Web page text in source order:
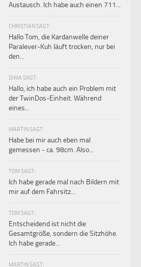
Austausch. Ich habe auch einen 711...
CHRISTIAN SAGT:
Hallo Tom, die Kardanwelle deiner
Paralever-Kuh läuft trocken, nur bei
den...
DIMA SAGT:
Hallo, ich habe auch ein Problem mit
der TwinDos-Einheit. Während
eines...
MARTIN SAGT:
Habe bei mir auch eben mal
gemessen - ca. 98cm. Also...
TOM SAGT:
Ich habe gerade mal nach Bildern mit
mir auf dem Fahrsitz...
TOM SAGT:
Entscheidend ist nicht die
Gesamtgröße, sondern die Sitzhöhe.
Ich habe gerade...
MARTIN SAGT: